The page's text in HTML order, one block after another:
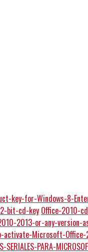
key-for-Windows-8-
bit-cd-key Office-2010-
2013-or-any-version-
activate-Microsoft-Office-
SERIALES-PARA-